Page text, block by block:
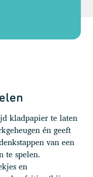
kladpapier te laten
én geeft
van een
te spelen.
en